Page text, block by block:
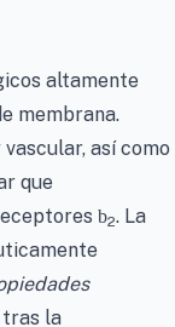
altamente
membrana.
así como
que
b2. La
tras la